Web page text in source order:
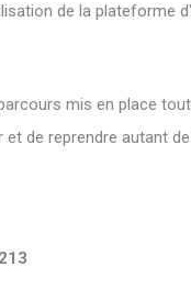
de la plateforme
mis en place
de reprendre autant